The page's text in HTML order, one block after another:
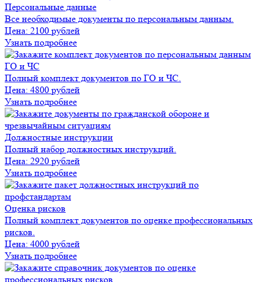
Персональные данные
Все необходимые документы по персональным данным.
Цена: 2100 рублей
Узнать подробнее
ГО и ЧС
Полный комплект документов по ГО и ЧС.
Цена: 4800 рублей
Узнать подробнее
Должностные инструкции
Полный набор должностных инструкций.
Цена: 2920 рублей
Узнать подробнее
Оценка рисков
Полный комплект документов по оценке профессиональных
рисков.
Цена: 4000 рублей
Узнать подробнее